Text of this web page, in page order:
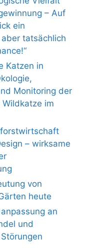
– Auf
ein
tatsächlich
Katzen in
Monitoring der
Wildkatze im
– wirksame
von
heute
an
und